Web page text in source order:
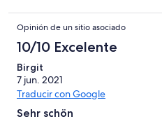
Opinión de un sitio asociado
10/10 Excelente
Birgit
7 jun. 2021
Traducir con Google
Sehr schön